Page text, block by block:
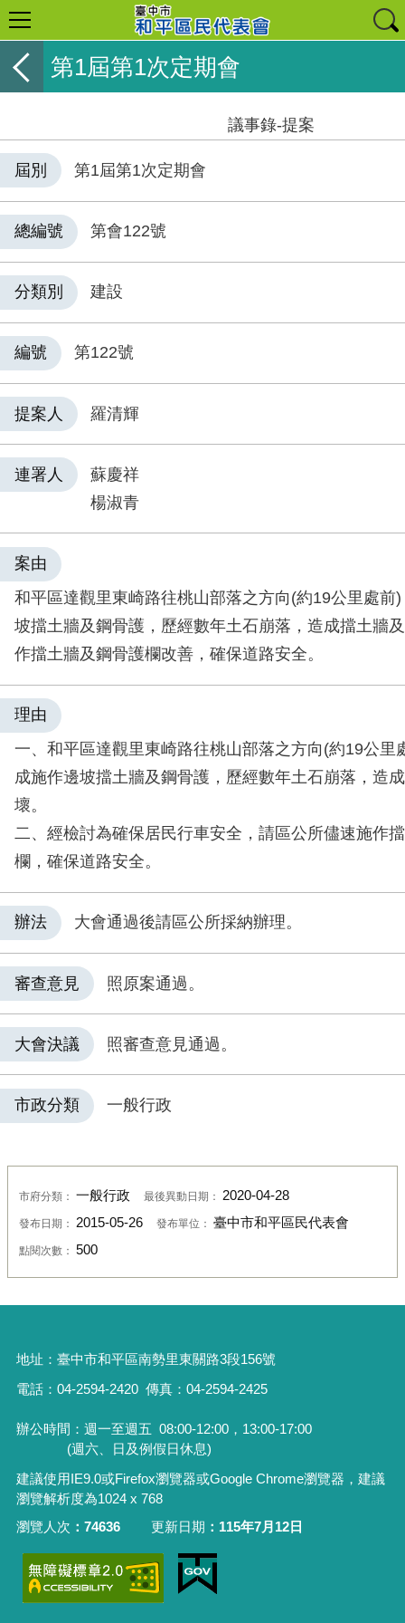
第1屆第1次定期會
議事錄-提案
屆別 第1屆第1次定期會
總編號 第會122號
分類別 建設
編號 第122號
提案人 羅清輝
連署人
蘇慶祥
楊淑青
案由
和平區達觀里東崎路往桃山部落之方向(約19公里處前
坡擋土牆及鋼骨護，歷經數年土石崩落，造成擋土牆
作擋土牆及鋼骨護欄改善，確保道路安全。
理由
一、和平區達觀里東崎路往桃山部落之方向(約19公里
成施作邊坡擋土牆及鋼骨護，歷經數年土石崩落，造
壞。
二、經檢討為確保居民行車安全，請區公所儘速施作
欄，確保道路安全。
辦法 大會通過後請區公所採納辦理。
審查意見 照原案通過。
大會決議 照審查意見通過。
市政分類 一般行政
市府分類： 一般行政 最後異動日期： 2020-04-28
發布日期： 2015-05-26 發布單位： 臺中市和平區民代表會
點閱次數： 500
地址： 臺中市和平區南勢里東關路3段156號
電話：04-2594-2420 傳真：04-2594-2425
辦公時間：週一至週五 08:00-12:00，13:00-17:00
(週六、日及例假日休息)
建議使用IE9.0或Firefox瀏覽器或Google Chrome瀏覽器，建議
瀏覽解析度為1024 x 768
瀏覽人次
74636 更新日期 115年7月12日